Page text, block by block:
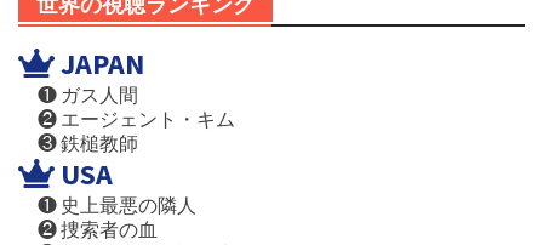
JAPAN
❶ ガス人間
❷ エージェント・キム
❸ 鉄槌教師
USA
❶ 史上最悪の隣人
❷ 捜索者の血